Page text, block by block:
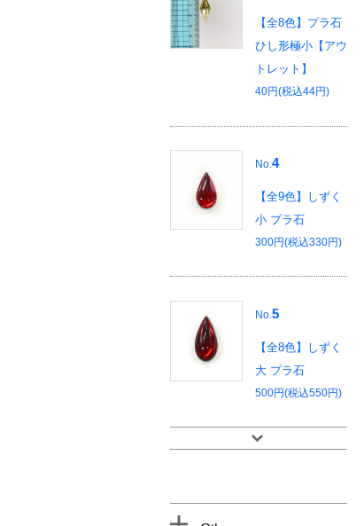
【全8色】プラ石
ひし形極小【アウ
トレット】
40円(税込44円)
No.4
【全9色】しずく
小 プラ石
300円(税込330円)
No. 5
【全8色】しずく
大 プラ石
500円(税込550円)